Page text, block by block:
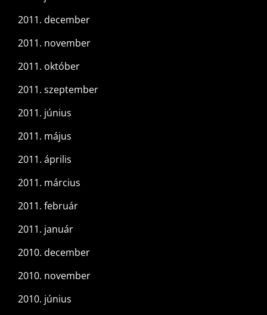
2011. december
2011. november
2011. október
2011. szeptember
2011. június
2011. május
2011. április
2011. március
2011. február
2011. január
2010. december
2010. november
2010. június